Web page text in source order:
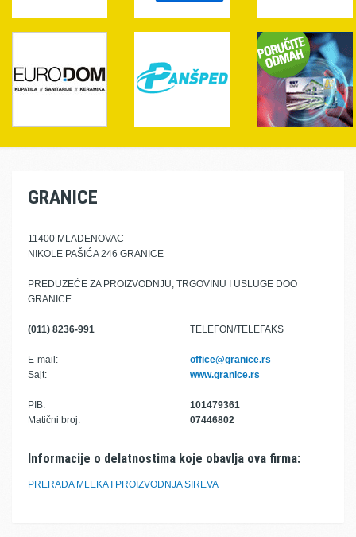
GRANICE
11400 MLADENOVAC
NIKOLE PAŠIĆA 246 GRANICE
PREDUZEĆE ZA PROIZVODNJU, TRGOVINU I USLUGE DOO
GRANICE
(011) 8236-991 TELEFON/TELEFAKS
E-mail:
office@granice.rs
Sajt:
www.granice.rs
PIB:
101479361
Matični broj:
07446802
Informacije o delatnostima koje obavlja ova firma:
PRERADA MLEKA I PROIZVODNJA SIREVA